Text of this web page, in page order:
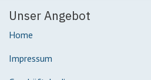
Unser Angebot
Home
Impressum